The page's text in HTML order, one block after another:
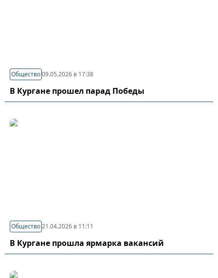
Общество09.05.2026 в 17:38
В Кургане прошел парад Победы
Общество21.04.2026 в 11:11
В Кургане прошла ярмарка вакансий